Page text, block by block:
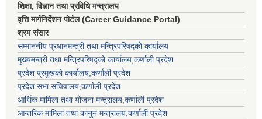
शिक्षा, विज्ञान तथा प्रविधि मन्त्रालय
वृत्ति मार्गनिर्देशन पोर्टल (Career Guidance Portal)
श्रम संसार
सम्माननीय प्रधानमन्त्री तथा मन्त्रिपरिषद‌को कार्यालय
मुख्यमन्त्री तथा मन्त्रिपरिषद्को कार्यालय,कर्णाली प्रदेश
प्रदेश प्रमुखको कार्यालय,कर्णाली प्रदेश
प्रदेश सभा सचिवालय,कर्णाली प्रदेश
आर्थिक मामिला तथा योजना मन्त्रालय,कर्णाली प्रदेश
आन्तरिक मामिला तथा कानुन मन्त्रालय,कर्णाली प्रदेश